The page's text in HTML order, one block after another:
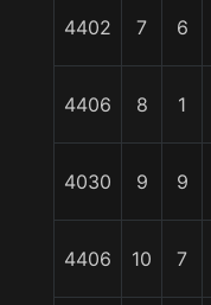
4402 7 6
4406 8 1
4030 9 9
4406 10 7